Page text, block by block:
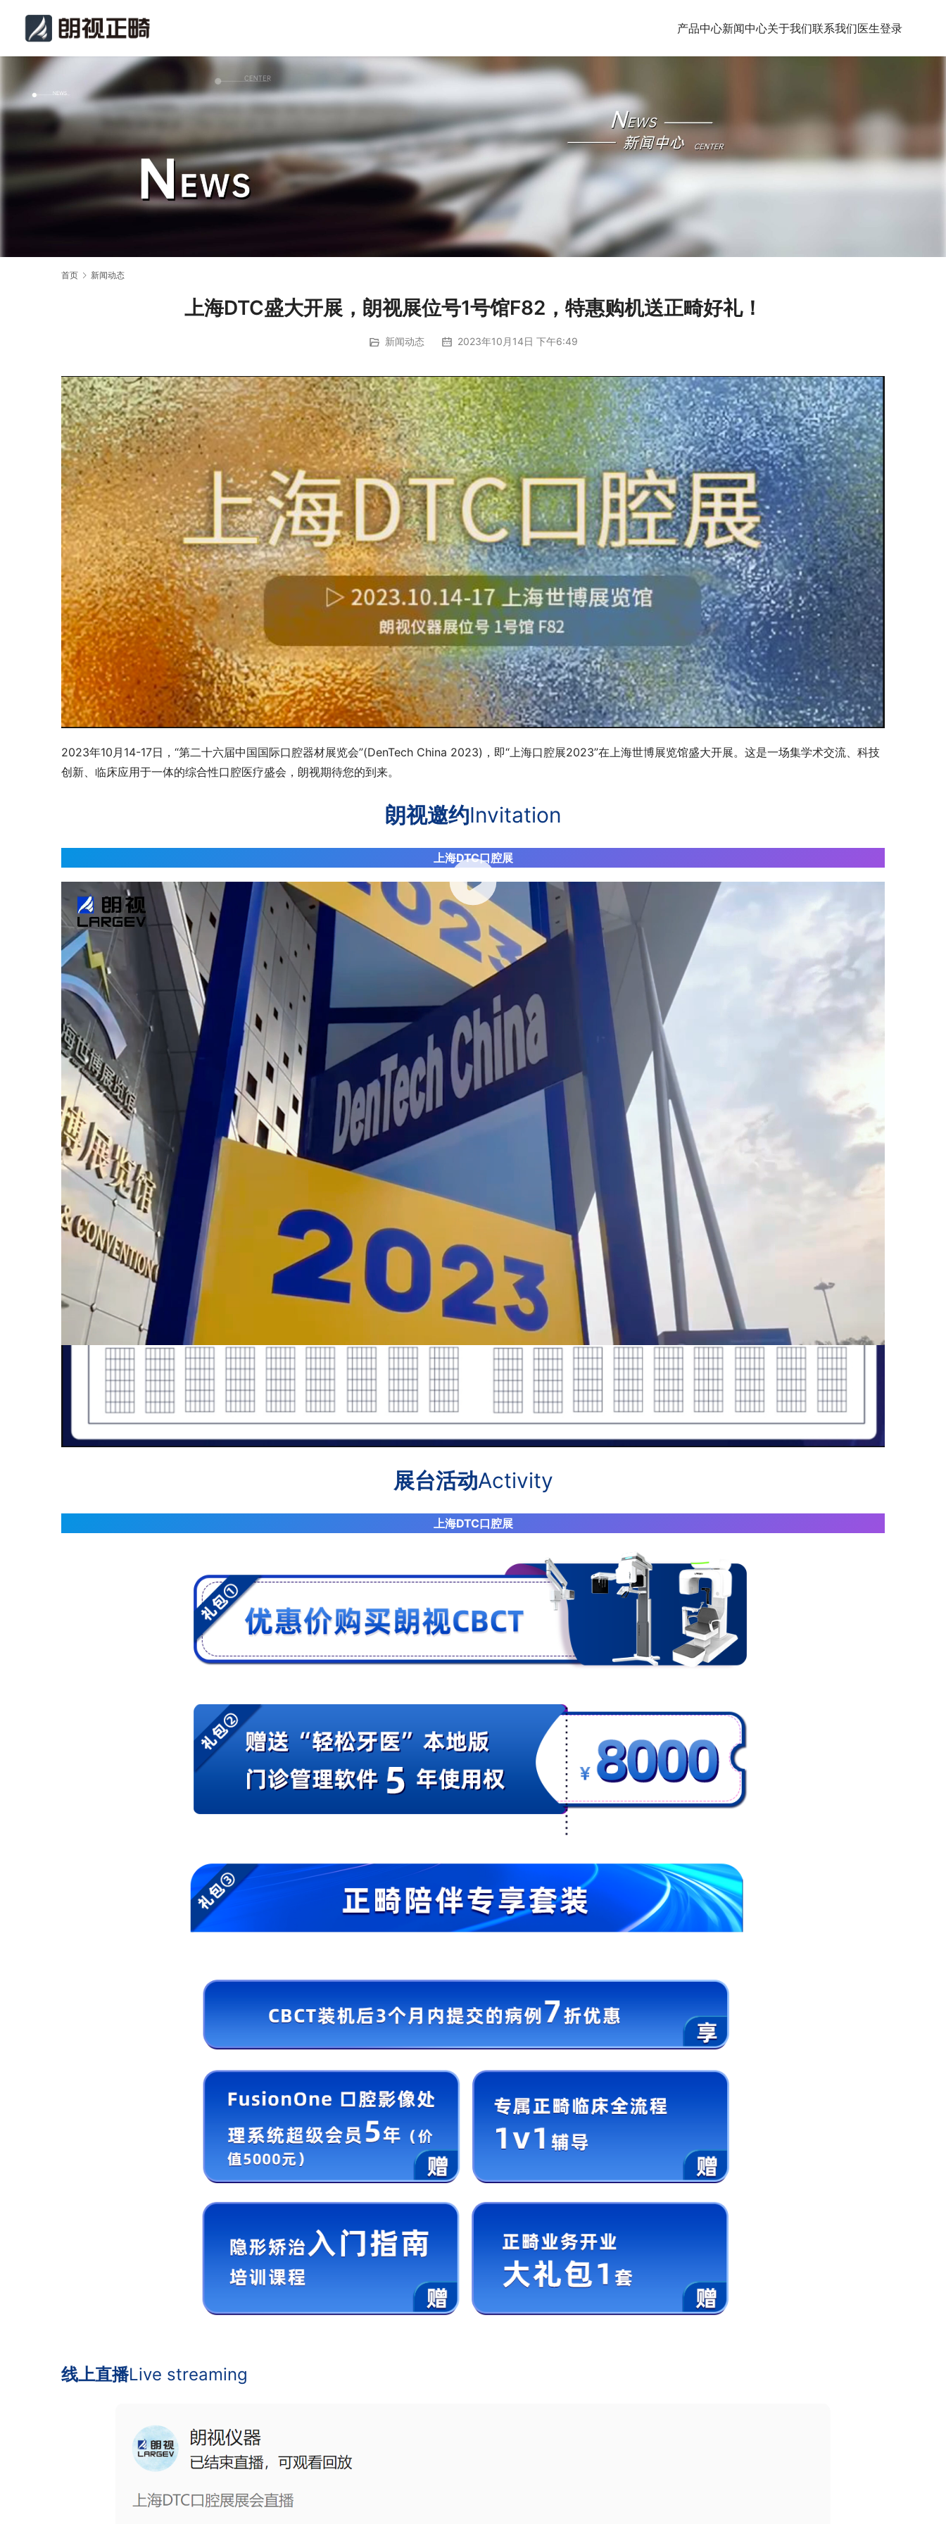
产品中心新闻中心关于我们联系我们医生登录
首页 新闻动态
上海DTC盛大开展，朗视展位号1号馆F82，特惠购机送正畸好礼！
新闻动态 2023年10月14日 下午6:49
2023年10月14-17日，“第二十六届中国国际口腔器材展览会”(DenTech China 2023)，即“上海口腔展2023”在上海世博展览馆盛大开展。这是一场集学术交流、科技
创新、临床应用于一体的综合性口腔医疗盛会，朗视期待您的到来。
朗视邀约Invitation
上海DTC口腔展
00:00 / 00:41
展台活动Activity
上海DTC口腔展
线上直播Live streaming